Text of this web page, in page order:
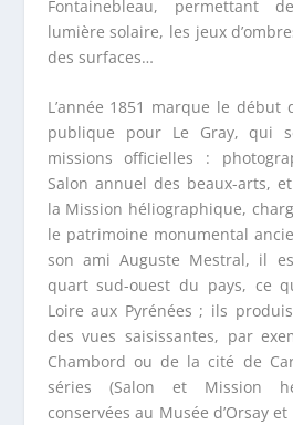
Fontainebleau, permettant
lumière solaire, les jeux
des surfaces…
L’année 1851 marque le début
publique pour Le Gray, qui
missions officielles :
Salon annuel des beaux-arts,
la Mission héliographique,
le patrimoine monumental
son ami Auguste Mestral, il
quart sud-ouest du pays, ce
Loire aux Pyrénées ; ils
des vues saisissantes, par
Chambord ou de la cité de
séries (Salon et Mission
conservées au Musée d’Orsay